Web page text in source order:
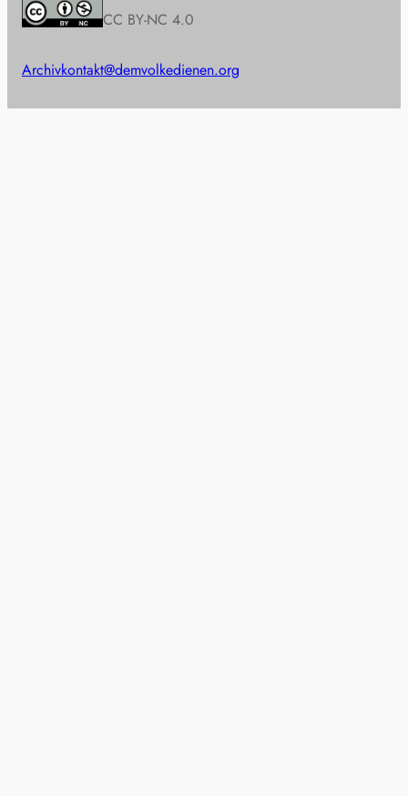
CC BY-NC 4.0
Archivkontakt@demvolkedienen.org